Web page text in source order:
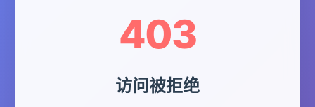
403
访问被拒绝